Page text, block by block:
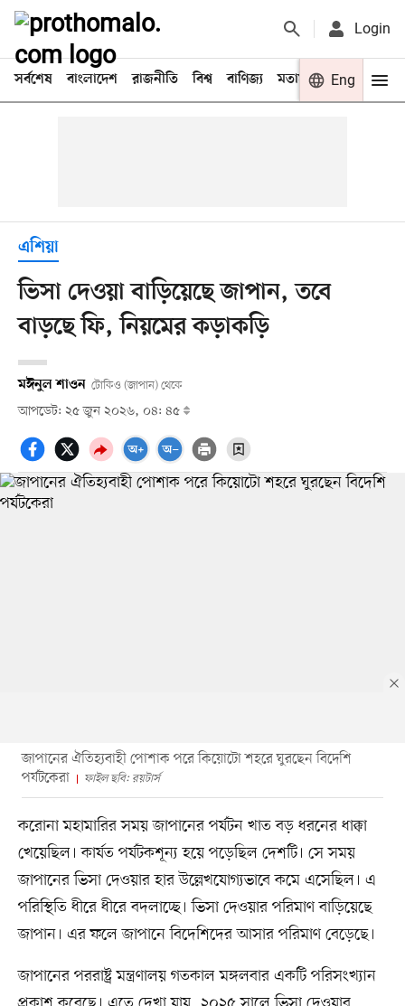
Login
সর্বশেষ বাংলাদেশ রাজনীতি বিশ্ব বাণিজ্য মতামত খেলা
Eng
এশিয়া
ভিসা দেওয়া বাড়িয়েছে জাপান, তবে
বাড়ছে ফি, নিয়মের কড়াকড়ি
মঈনুল শাওন টোকিও (জাপান) থেকে
আপডেট: ২৫ জুন ২০২৬, ০৪: ৪৫
জাপানের ঐতিহ্যবাহী পোশাক পরে কিয়োটো শহরে ঘুরছেন বিদেশি
পর্যটকেরা
ফাইল ছবি: রয়টার্স
করোনা মহামারির সময় জাপানের পর্যটন খাত বড় ধরনের ধাক্কা
খেয়েছিল। কার্যত পর্যটকশূন্য হয়ে পড়েছিল দেশটি। সে সময়
জাপানের ভিসা দেওয়ার হার উল্লেখযোগ্যভাবে কমে এসেছিল। এ
পরিস্থিতি ধীরে ধীরে বদলাচ্ছে। ভিসা দেওয়ার পরিমাণ বাড়িয়েছে
জাপান। এর ফলে জাপানে বিদেশিদের আসার পরিমাণ বেড়েছে।
জাপানের পররাষ্ট্র মন্ত্রণালয় গতকাল মঙ্গলবার একটি পরিসংখ্যান